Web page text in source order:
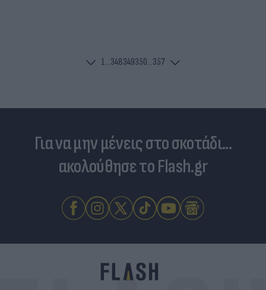
1...348349350...357
Για να μην μένεις στο σκοτάδι...
ακολούθησε το Flash.gr